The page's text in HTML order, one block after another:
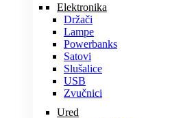
Elektronika
Držači
Lampe
Powerbanks
Satovi
Slušalice
USB
Zvučnici
Ured